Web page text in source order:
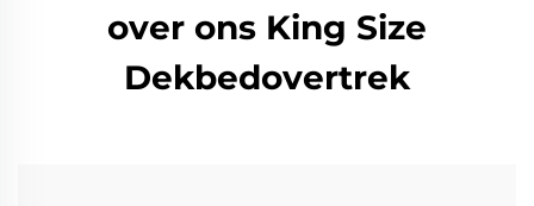
over ons King Size
Dekbedovertrek